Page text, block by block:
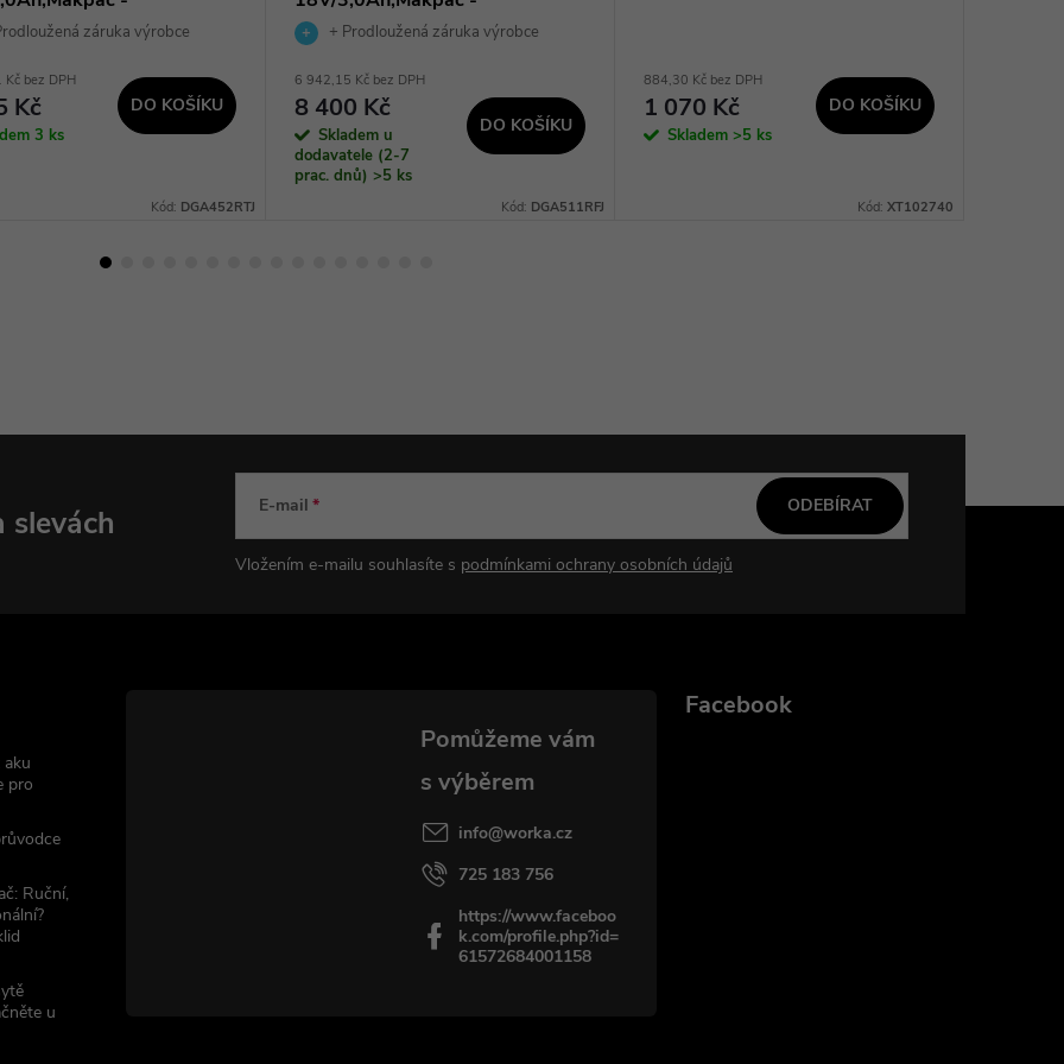
záruka výrobce
bez DPH
Kč
3 ks
DO KOŠÍKU
Kód: DGA452RTJ
DGA511RFJ
+ Prodloužená záruka výrobce
6 942,15 Kč bez DPH
8 400 Kč
Skladem u
dodavatele (2-7
prac. dnů) >5 ks
DO KOŠÍKU
Kód: DGA511RFJ
884,30 Kč bez DPH
1 070 Kč
Skladem >5 ks
DO KOŠÍKU
Kód: XT102740
slevách E-mail
Vložením e-mailu souhlasíte s podmínkami ochrany osobních údajů
ODEBÍRAT
pro
Ruční,
u
info@worka.cz
725 183 756
https://www.faceboo
k.com/profile.php?id=
61572684001158
Facebook